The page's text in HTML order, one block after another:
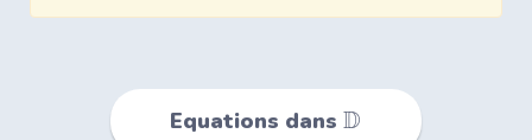
Equations dansD